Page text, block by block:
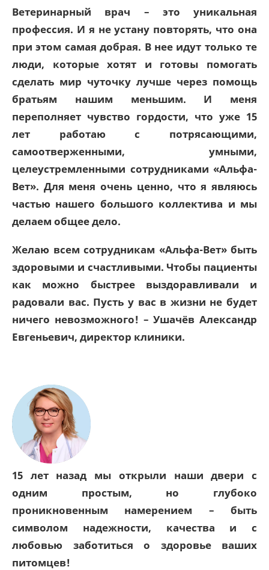
Ветеринарный врач – это уникальная
профессия. И я не устану повторять, что она
при этом самая добрая. В нее идут только те
люди, которые хотят и готовы помогать
сделать мир чуточку лучше через помощь
братьям нашим меньшим. И меня
переполняет чувство гордости, что уже 15
лет работаю с потрясающими,
самоотверженными, умными,
целеустремленными сотрудниками «Альфа-
Вет». Для меня очень ценно, что я являюсь
частью нашего большого коллектива и мы
делаем общее дело.
Желаю всем сотрудникам «Альфа-Вет» быть
здоровыми и счастливыми. Чтобы пациенты
как можно быстрее выздоравливали и
радовали вас. Пусть у вас в жизни не будет
ничего невозможного! – Ушачёв Александр
Евгеньевич, директор клиники.
15 лет назад мы открыли наши двери с
одним простым, но глубоко
проникновенным намерением – быть
символом надежности, качества и с
любовью заботиться о здоровье ваших
питомцев!